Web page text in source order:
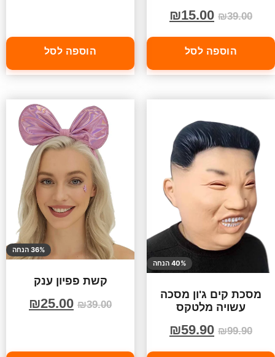
₪39.00
₪15.00
הוספה לסל הוספה לסל
40% הנחה
מסכת קים ג'ון מסכה
עשויה מלטקס
₪99.90
₪59.90
36% הנחה
קשת פפיון ענק
₪39.00
₪25.00